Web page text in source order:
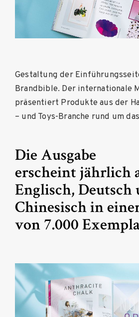
Gestaltung der
Brandbible. Der internationale
präsentiert Produkte aus der
– und Toys-Branche rund um
Die Ausgabe
erscheintjährlich
Englisch, Deutsch
Chinesisch in
von7.000